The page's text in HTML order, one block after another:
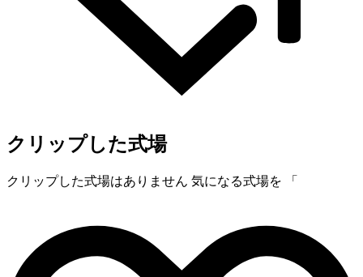
クリップした式場
クリップした式場はありません 気になる式場を 「